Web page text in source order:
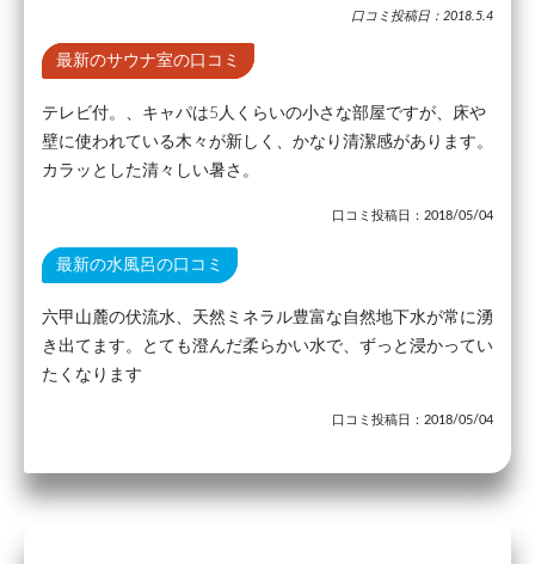
口コミ投稿日：2018.5.4
最新のサウナ室の口コミ
テレビ付。、キャパは5人くらいの小さな部屋ですが、床や
壁に使われている木々が新しく、かなり清潔感があります。
カラッとした清々しい暑さ。
口コミ投稿日：2018/05/04
最新の水風呂の口コミ
六甲山麓の伏流水、天然ミネラル豊富な自然地下水が常に湧
き出てます。とても澄んだ柔らかい水で、ずっと浸かってい
たくなります
口コミ投稿日：2018/05/04